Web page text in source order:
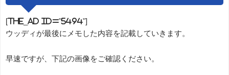
[the_ad id="5494"]
ウッディが最後にメモした内容を記載していきます。
早速ですが、下記の画像をご確認ください。